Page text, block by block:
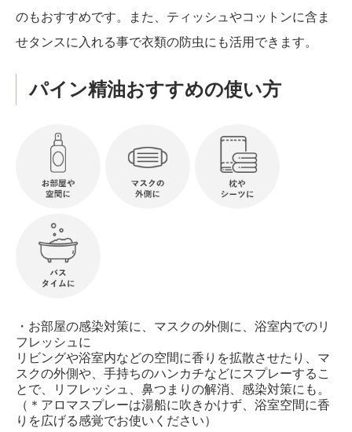
のもおすすめです。また、ティッシュやコットンに含ま
せタンスに入れる事で衣類の防虫にも活用できます。
パイン精油おすすめの使い方
・お部屋の感染対策に、マスクの外側に、浴室内でのリ
フレッシュに
リビングや浴室内などの空間に香りを拡散させたり、マ
スクの外側や、手持ちのハンカチなどにスプレーするこ
とで、リフレッシュ、鼻つまりの解消、感染対策にも。
（＊アロマスプレーは湯船に吹きかけず、浴室空間に香
りを広げる感覚でお使いください）